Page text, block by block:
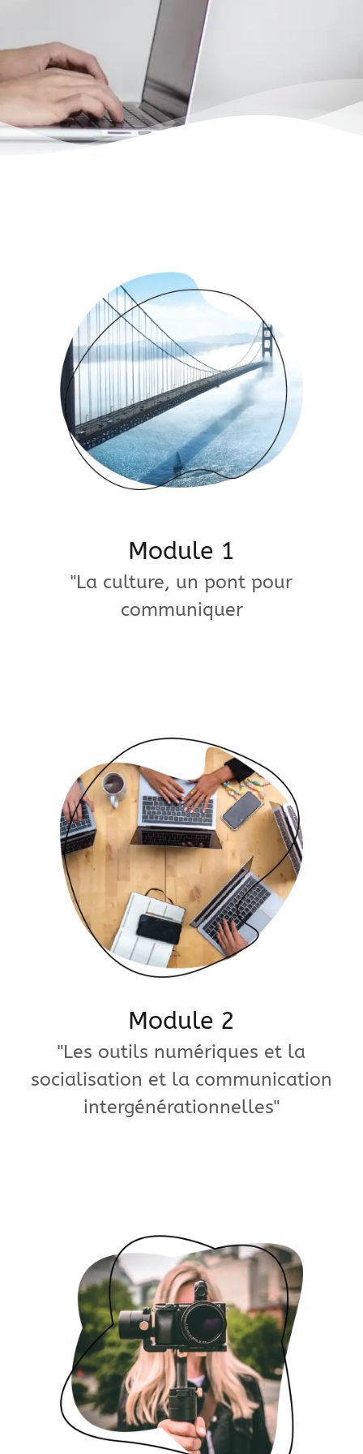
Module 1
"La culture, un pont pour
communiquer
Module 2
"Les outils numériques et la
socialisation et la communication
intergénérationnelles"